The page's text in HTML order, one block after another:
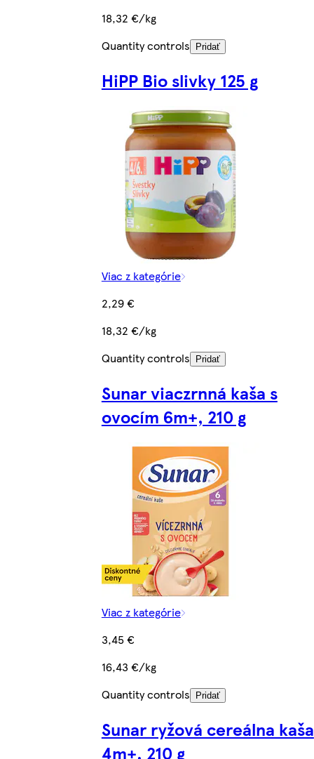
18,32 €/kg
Quantity controls
Pridať
HiPP Bio slivky 125 g
Viac z kategórie
2,29 €
18,32 €/kg
Quantity controls
Pridať
Sunar viaczrnná kaša s
ovocím 6m+, 210 g
Viac z kategórie
3,45 €
16,43 €/kg
Quantity controls
Pridať
Sunar ryžová cereálna kaša
4m+, 210 g